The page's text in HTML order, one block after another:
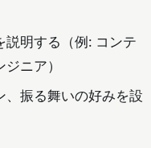
説明する（例: コンテ
ニア）
振る舞いの好みを設